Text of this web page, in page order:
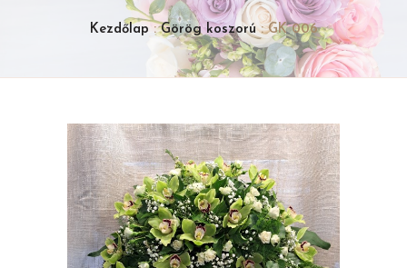
Kezdőlap :Görög koszorú: GK 006